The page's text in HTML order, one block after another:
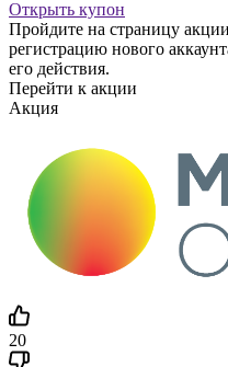
Открыть купон
Пройдите на страницу
регистрацию нового
его действия.
Перейти к акции
Акция
20